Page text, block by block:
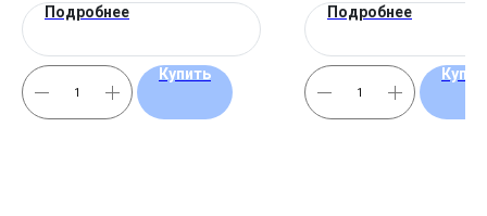
Подробнее
Купить
Подробнее